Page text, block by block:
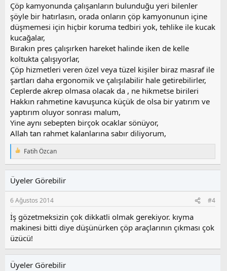
Çöp kamyonunda çalışanların bulunduğu yeri bilenler
şöyle bir hatırlasın, orada onların çöp kamyonunun içine
düşmemesi için hiçbir koruma tedbiri yok, tehlike ile kucak
kucağalar,
Bırakın pres çalışırken hareket halinde iken de kelle
koltukta çalışıyorlar,
Çöp hizmetleri veren özel veya tüzel kişiler biraz masraf ile
şartları daha ergonomik ve çalışılabilir hale getirebilirler,
Ceplerde akrep olmasa olacak da , ne hikmetse birileri
Hakkın rahmetine kavuşunca küçük de olsa bir yatırım ve
yaptırım oluyor sonrası malum,
Yine aynı sebepten birçok ocaklar sönüyor,
Allah tan rahmet kalanlarına sabır diliyorum,
T
e
p
k
e
:
Fatih Özcan
Üyeler Görebilir
6 Ağustos 2014 #4
İş gözetmeksizin çok dikkatli olmak gerekiyor. kıyma
makinesi bitti diye düşünürken çöp araçlarının çıkması çok
üzücü!
Üyeler Görebilir